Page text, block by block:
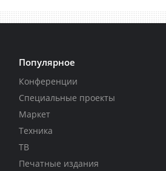
Популярное
Конференции
Специальные проекты
Маркет
Техника
ТВ
Печатные издания